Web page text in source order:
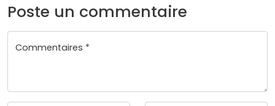
Poste un commentaire
Commentaires *